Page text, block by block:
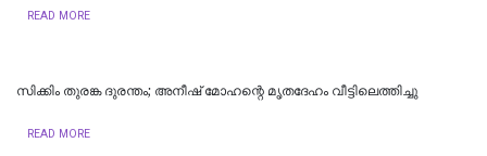
READ MORE
സിക്കിം തുരങ്ക ​​​ദുരന്തം; അനീഷ്‌ മോഹന്റെ മൃതദേഹം വീട്ടിലെത്തിച്ചു
READ MORE